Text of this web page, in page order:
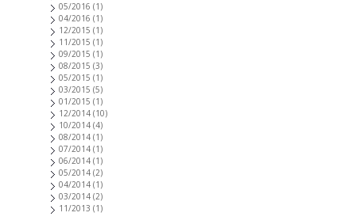
05/2016 (1)
04/2016 (1)
12/2015 (1)
11/2015 (1)
09/2015 (1)
08/2015 (3)
05/2015 (1)
03/2015 (5)
01/2015 (1)
12/2014 (10)
10/2014 (4)
08/2014 (1)
07/2014 (1)
06/2014 (1)
05/2014 (2)
04/2014 (1)
03/2014 (2)
11/2013 (1)